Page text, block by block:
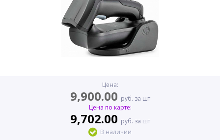
Цена:
9,900.00 руб. за шт
Цена по карте:
9,702.00 руб. за шт
В наличии